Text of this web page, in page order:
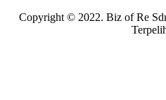
Copyright © 2022. Biz of Re